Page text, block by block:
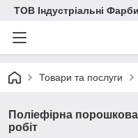
ТОВ Індустріальні Фарби
Товари та послуги
Поліефірна
робіт